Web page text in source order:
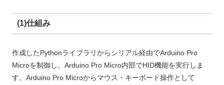
(1)仕組み
作成したPythonライブラリからシリアル経由でArduino Pro
Microを制御し、Arduino Pro Micro内部でHID機能を実行しま
す。Arduino Pro Microからマウス・キーボード操作として